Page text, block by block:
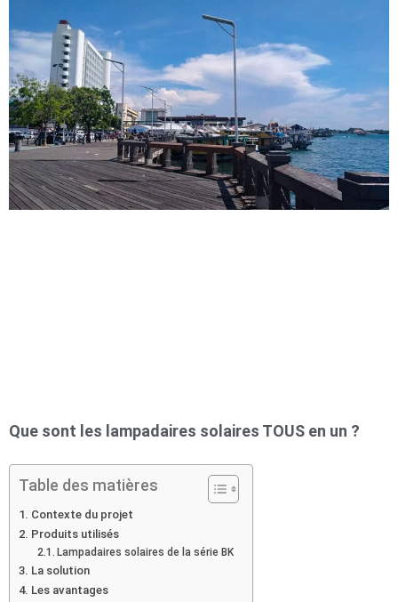
Que sont les lampadaires solaires TOUS en un ?
Table des matières
Contexte du projet
Produits utilisés
Lampadaires solaires de la série BK
La solution
Les avantages